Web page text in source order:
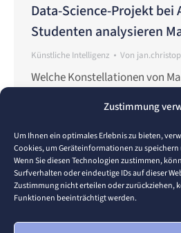
Zustimmung
Um Ihnen ein optimales Erlebnis zu bieten,
Cookies, um Geräteinformationen zu
Wenn Sie diesen Technologien zustimmen,
Surfverhalten oder eindeutige IDs auf dieser
Zustimmung nicht erteilen oder zurückziehen,
Funktionen beeinträchtigt werden.
Data-Science-Projekt bei
Studenten analysieren
Künstliche Intelligenz Von
Welche Konstellationen von
Und wie lassen sich mit diesem
Probleme vorhersagen? Dies
häufig im Kontext der
(„Predictive Maintenance“)
Forschungsprojektes am
Studenten des Bachelor-
Wirtschaftsinformatik,